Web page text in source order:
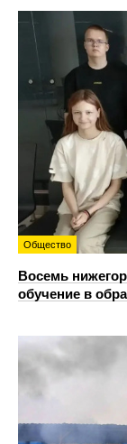
Общество
Восемь
обучение в